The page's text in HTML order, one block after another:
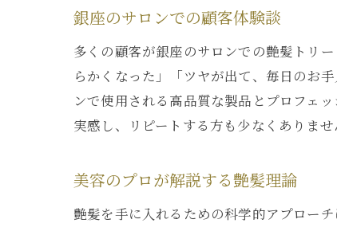
銀座のサロンでの顧客体験談
多くの顧客が銀座のサロンでの艶髪トリ
らかくなった」「ツヤが出て、毎日のお
ンで使用される高品質な製品とプロフェ
実感し、リピートする方も少なくありま
美容のプロが解説する艶髪理論
艶髪を手に入れるための科学的アプロー